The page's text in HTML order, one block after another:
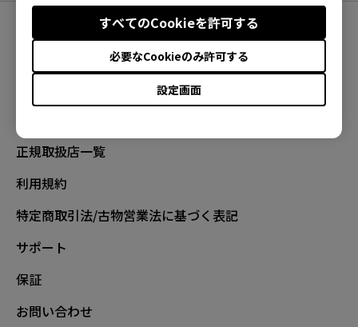
設定画面
必要なCookieのみ許可する
すべてのCookieを許可する
FOLLOW
正規取扱店一覧
利用規約
特定商取引法/古物営業法に基づく表記
サポート
保証
お問い合わせ